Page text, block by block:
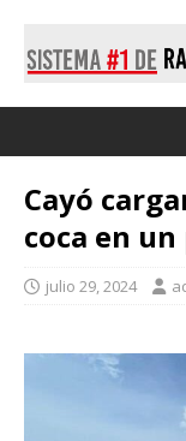
Cayó
coca en
julio 29, 2024